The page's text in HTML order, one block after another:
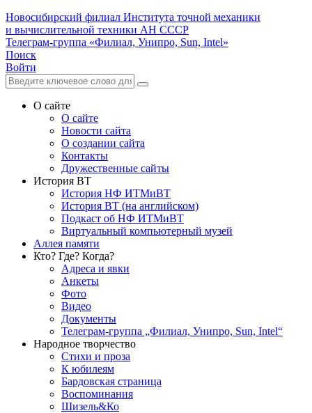
Новосибирский филиал Института точной механики
и вычислительной техники АН СССР
Телеграм-группа «Филиал, Унипро, Sun, Intel»
Поиск
Войти
О сайте
О сайте
Новости сайта
О создании сайта
Контакты
Дружественные сайты
История ВТ
История НФ ИТМиВТ
История ВТ (на английском)
Подкаст об НФ ИТМиВТ
Виртуальный компьютерный музей
Аллея памяти
Кто? Где? Когда?
Адреса и явки
Анкеты
Фото
Видео
Документы
Телеграм-группа „Филиал, Унипро, Sun, Intel“
Народное творчество
Стихи и проза
К юбилеям
Бардовская страница
Воспоминания
Шизель&Ко